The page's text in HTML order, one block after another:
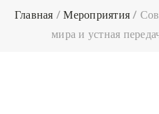
Главная /Мероприятия/
мира и устная